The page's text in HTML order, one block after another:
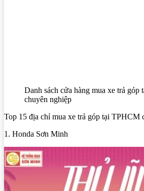
Danh sách cửa hàng mua xe trả góp
chuyên nghiệp
Top 15 địa chỉ mua xe trả góp tại TPHCM
1. Honda Sơn Minh